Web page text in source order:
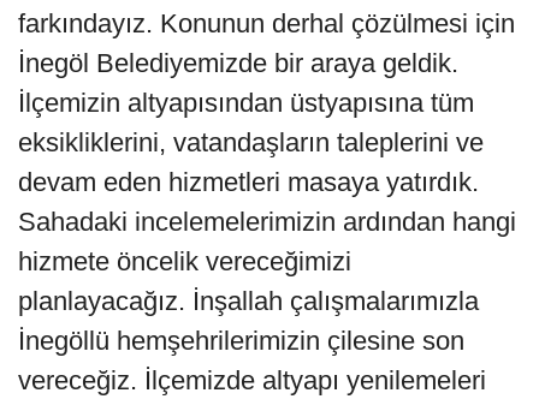
farkındayız. Konunun derhal çözülmesi için
İnegöl Belediyemizde bir araya geldik.
İlçemizin altyapısından üstyapısına tüm
eksikliklerini, vatandaşların taleplerini ve
devam eden hizmetleri masaya yatırdık.
Sahadaki incelemelerimizin ardından hangi
hizmete öncelik vereceğimizi
planlayacağız. İnşallah çalışmalarımızla
İnegöllü hemşehrilerimizin çilesine son
vereceğiz. İlçemizde altyapı yenilemeleri